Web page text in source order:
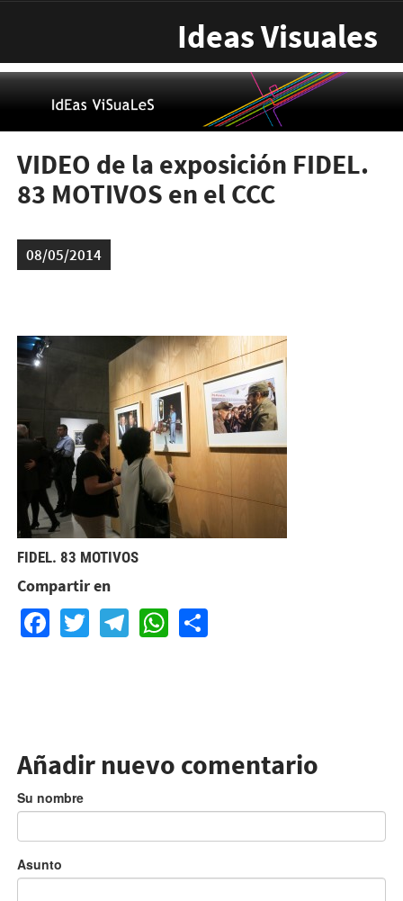
Ideas Visuales
VIDEO de la exposición FIDEL.
83 MOTIVOS en el CCC
08/05/2014
img_2295-300x225.jpg
FIDEL. 83 MOTIVOS
Compartir en
Facebook
TwitterTelegram
WhatsApp
Share
Añadir nuevo comentario
Su nombre
Asunto